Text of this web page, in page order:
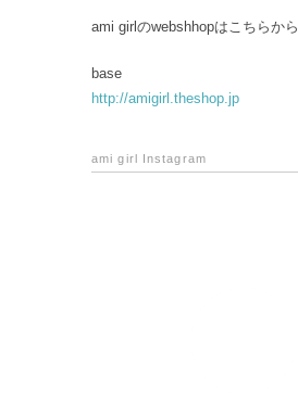
ami girlのwebshhopはこちらから
base
http://amigirl.theshop.jp
ami girl Instagram